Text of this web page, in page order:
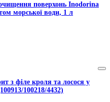
поверхонь Inodorina
морської води, 1 л
з філе кроля та лосося у
100218/4432)